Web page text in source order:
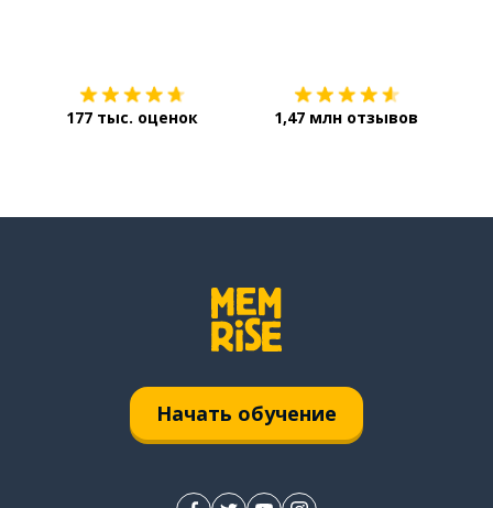
177 тыс. оценок 1,47 млн отзывов
Начать обучение